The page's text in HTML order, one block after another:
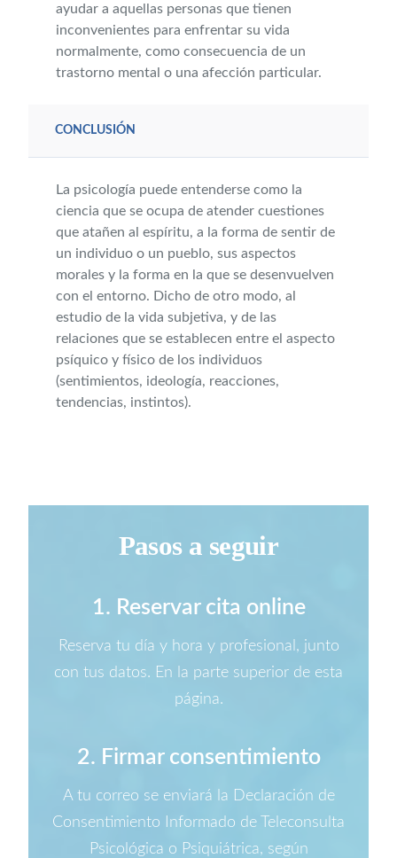
ayudar a aquellas personas que tienen
inconvenientes para enfrentar su vida
normalmente, como consecuencia de un
trastorno mental o una afección particular.
CONCLUSIÓN
La psicología puede entenderse como la
ciencia que se ocupa de atender cuestiones
que atañen al espíritu, a la forma de sentir de
un individuo o un pueblo, sus aspectos
morales y la forma en la que se desenvuelven
con el entorno. Dicho de otro modo, al
estudio de la vida subjetiva, y de las
relaciones que se establecen entre el aspecto
psíquico y físico de los individuos
(sentimientos, ideología, reacciones,
tendencias, instintos).
Pasos a seguir
1. Reservar cita online
Reserva tu día y hora y profesional, junto
con tus datos. En la parte superior de esta
página.
2. Firmar consentimiento
A tu correo se enviará la Declaración de
Consentimiento Informado de Teleconsulta
Psicológica o Psiquiátrica, según